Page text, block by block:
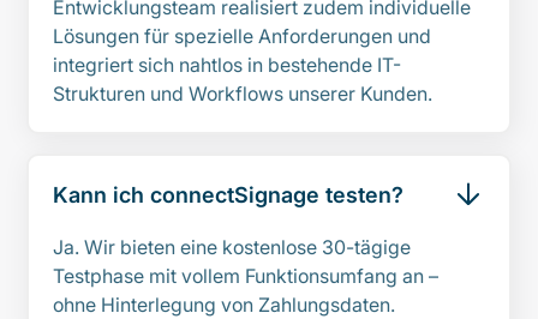
Entwicklungsteam realisiert zudem individuelle
Lösungen für spezielle Anforderungen und
integriert sich nahtlos in bestehende IT-
Strukturen und Workflows unserer Kunden.
Kann ich connectSignage testen?
Ja. Wir bieten eine kostenlose 30-tägige
Testphase mit vollem Funktionsumfang an –
ohne Hinterlegung von Zahlungsdaten.